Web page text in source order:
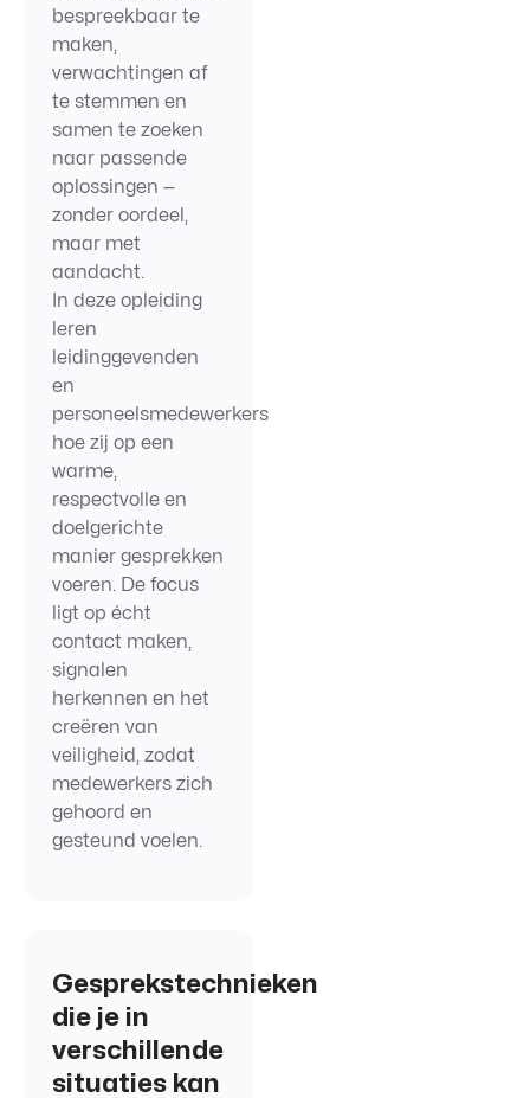
bespreekbaar te
maken,
verwachtingen af
te stemmen en
samen te zoeken
naar passende
oplossingen —
zonder oordeel,
maar met
aandacht.
In deze opleiding
leren
leidinggevenden
en
personeelsmedewerkers
hoe zij op een
warme,
respectvolle en
doelgerichte
manier gesprekken
voeren. De focus
ligt op écht
contact maken,
signalen
herkennen en het
creëren van
veiligheid, zodat
medewerkers zich
gehoord en
gesteund voelen.
Gesprekstechnieken
die je in
verschillende
situaties kan